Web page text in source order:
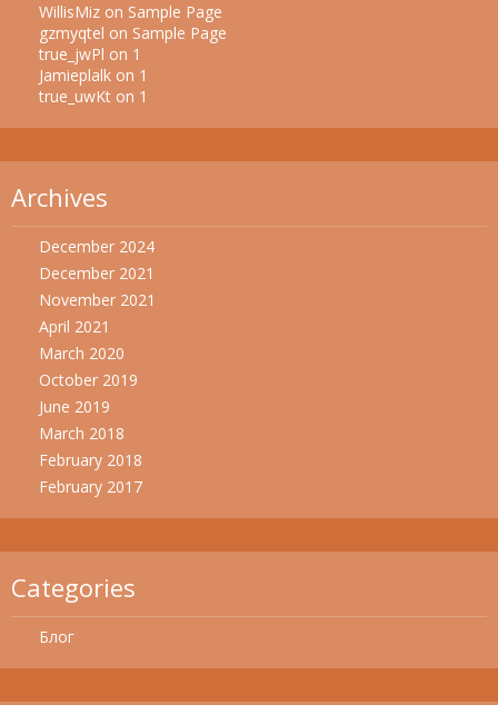
WillisMiz on Sample Page
gzmyqtel on Sample Page
true_jwPl on 1
Jamieplalk on 1
true_uwKt on 1
Archives
December 2024
December 2021
November 2021
April 2021
March 2020
October 2019
June 2019
March 2018
February 2018
February 2017
Categories
Блог